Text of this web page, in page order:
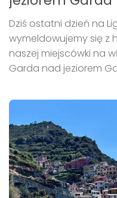
Dziś ostatni dzień na
wymeldowujemy się z
naszej miejscówki na
Garda nad jeziorem